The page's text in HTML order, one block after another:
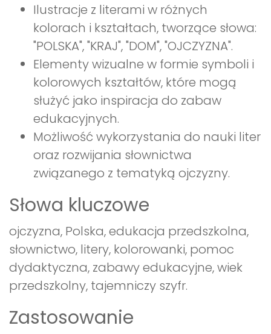
Ilustracje z literami w różnych
kolorach i kształtach, tworzące słowa:
"POLSKA", "KRAJ", "DOM", "OJCZYZNA".
Elementy wizualne w formie symboli i
kolorowych kształtów, które mogą
służyć jako inspiracja do zabaw
edukacyjnych.
Możliwość wykorzystania do nauki liter
oraz rozwijania słownictwa
związanego z tematyką ojczyzny.
Słowa kluczowe
ojczyzna, Polska, edukacja przedszkolna,
słownictwo, litery, kolorowanki, pomoc
dydaktyczna, zabawy edukacyjne, wiek
przedszkolny, tajemniczy szyfr.
Zastosowanie